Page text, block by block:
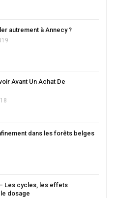
autrement à Annecy ?
Avant Un Achat De
dans les forêts belges
Les cycles, les effets
dosage